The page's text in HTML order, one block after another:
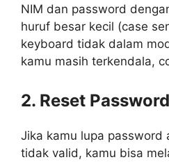
NIM dan password
huruf besar kecil (case
keyboard tidak dalam
kamu masih terkendala,
2. Reset
Jika kamu lupa password
tidak valid, kamu bisa